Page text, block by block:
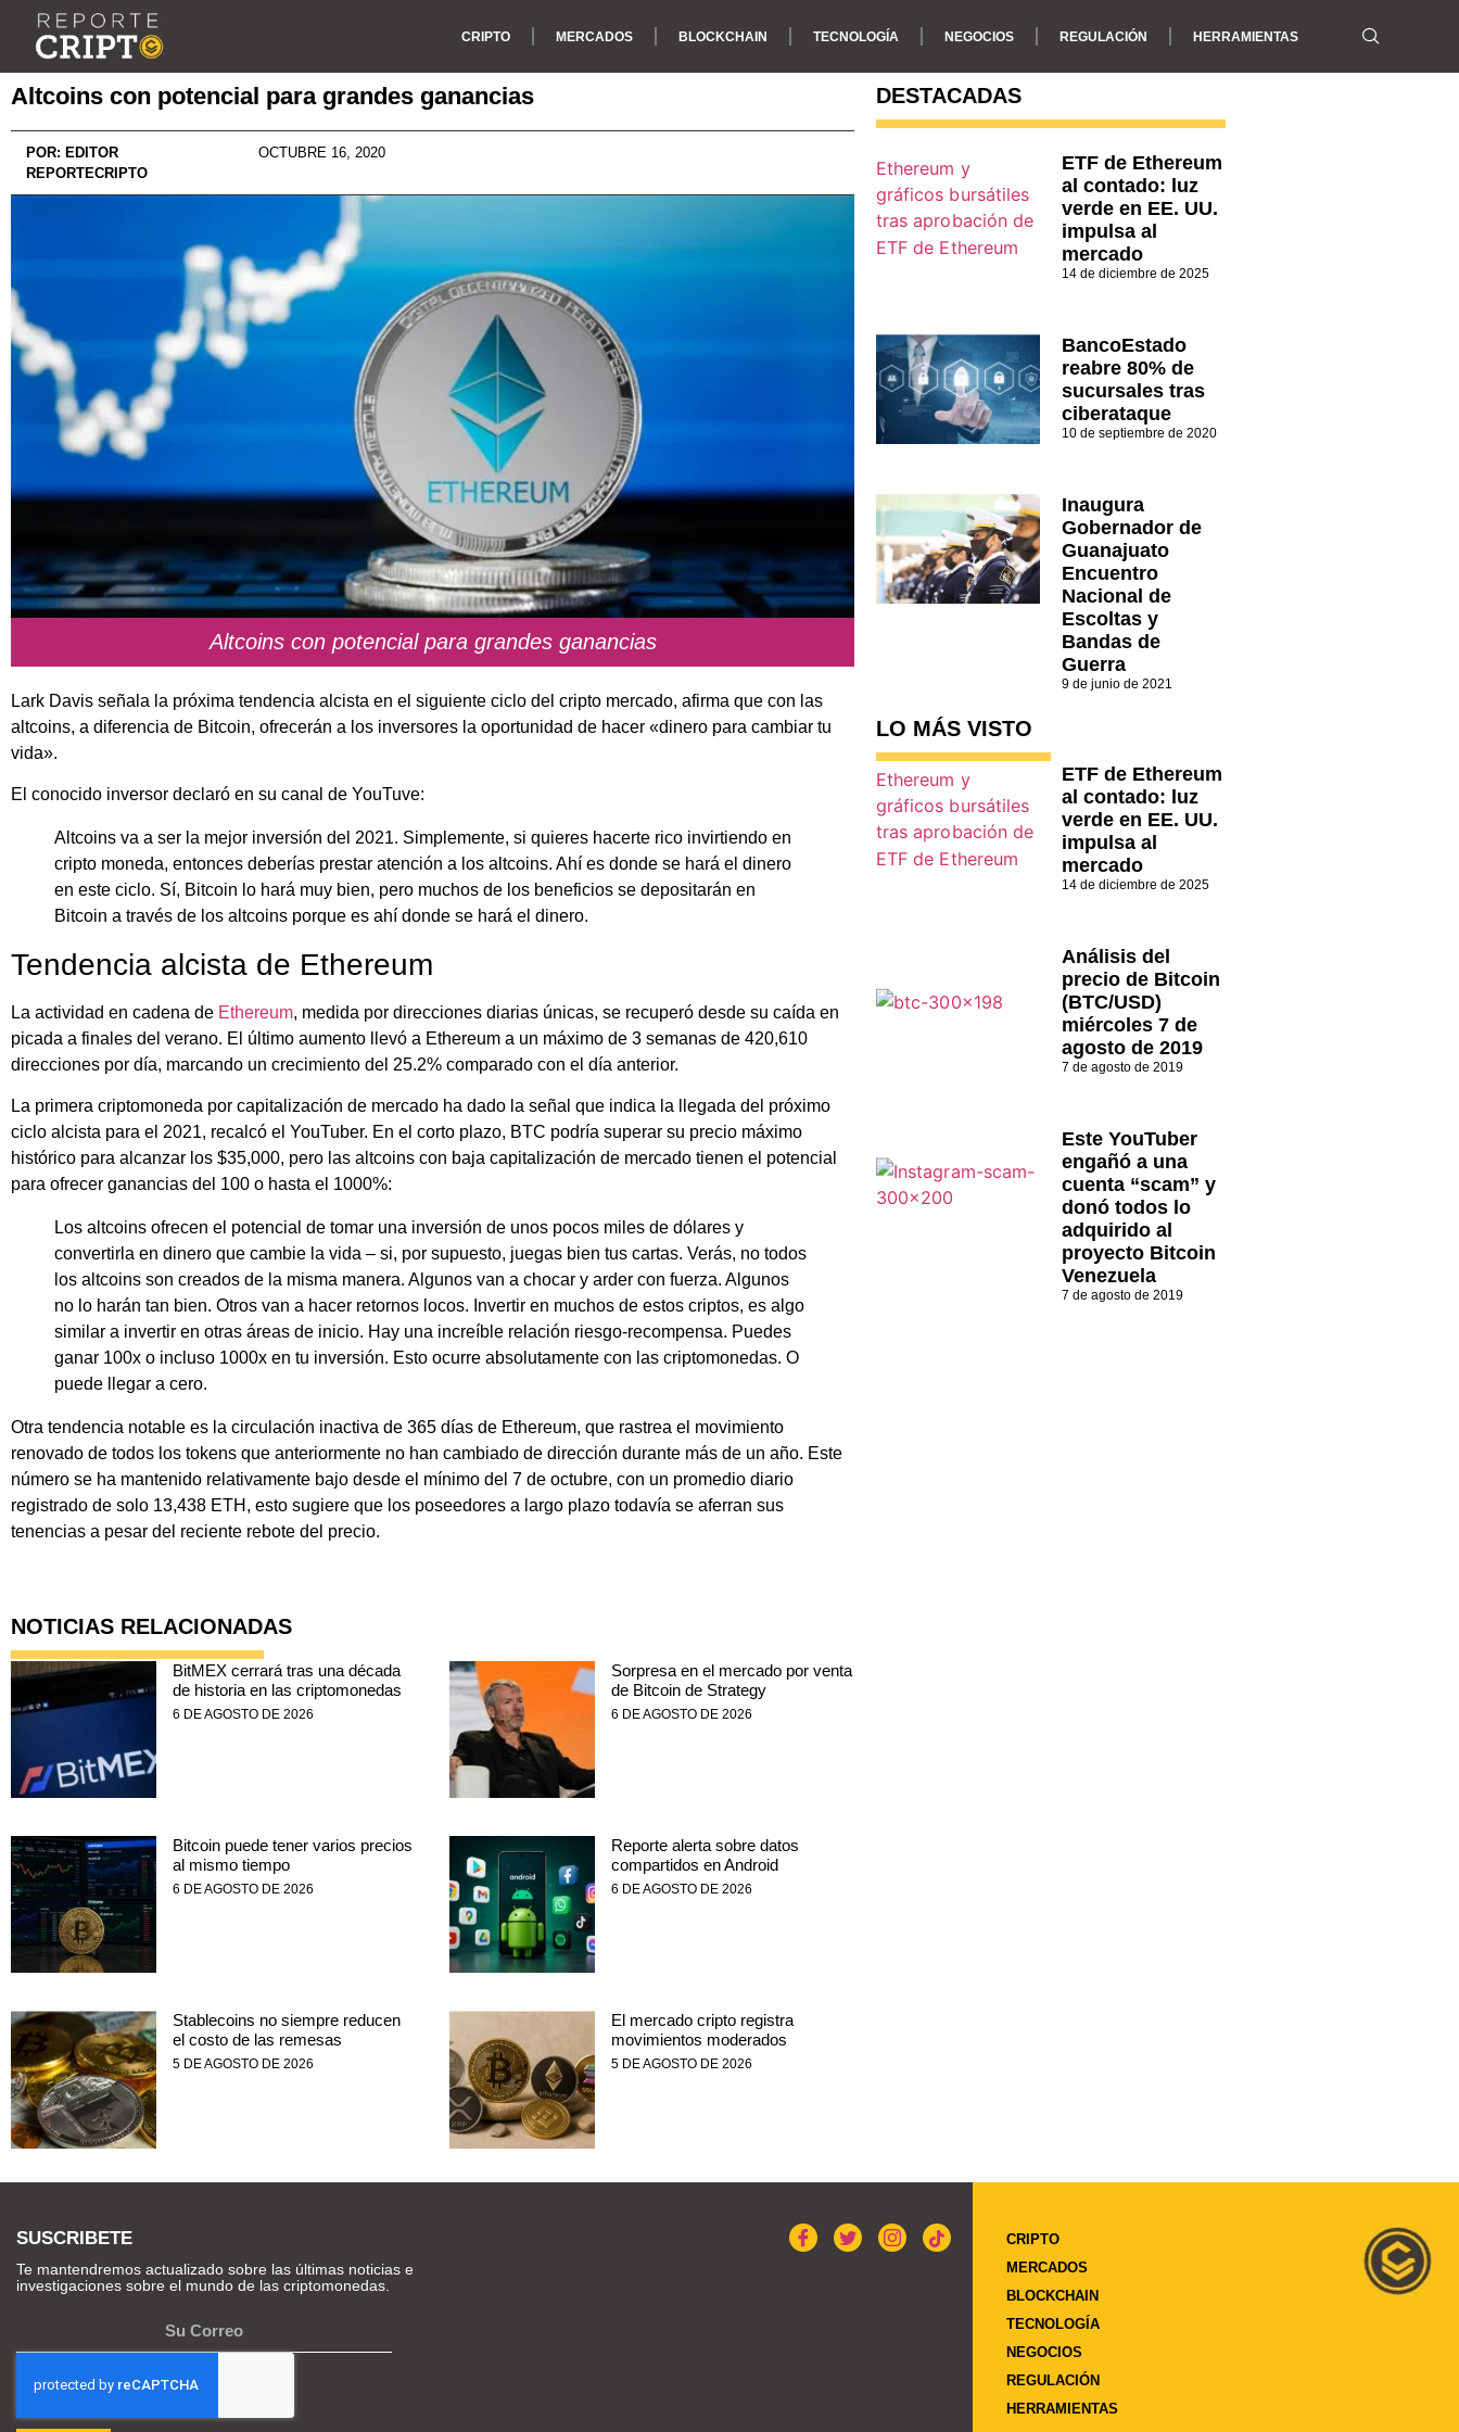
CRIPTO MERCADOS BLOCKCHAIN TECNOLOGÍA NEGOCIOS REGULACIÓN HERRAMIENTAS
Altcoins con potencial para grandes ganancias
POR: EDITOR
REPORTECRIPTO
OCTUBRE 16, 2020
Altcoins con potencial para grandes ganancias
Lark Davis señala la próxima tendencia alcista en el siguiente ciclo del cripto mercado, afirma que con las
altcoins, a diferencia de Bitcoin, ofrecerán a los inversores la oportunidad de hacer «dinero para cambiar tu
vida».
El conocido inversor declaró en su canal de YouTuve:
Altcoins va a ser la mejor inversión del 2021. Simplemente, si quieres hacerte rico invirtiendo en
cripto moneda, entonces deberías prestar atención a los altcoins. Ahí es donde se hará el dinero
en este ciclo. Sí, Bitcoin lo hará muy bien, pero muchos de los beneficios se depositarán en
Bitcoin a través de los altcoins porque es ahí donde se hará el dinero.
Tendencia alcista de Ethereum
La actividad en cadena de Ethereum, medida por direcciones diarias únicas, se recuperó desde su caída en
picada a finales del verano. El último aumento llevó a Ethereum a un máximo de 3 semanas de 420,610
direcciones por día, marcando un crecimiento del 25.2% comparado con el día anterior.
La primera criptomoneda por capitalización de mercado ha dado la señal que indica la llegada del próximo
ciclo alcista para el 2021, recalcó el YouTuber. En el corto plazo, BTC podría superar su precio máximo
histórico para alcanzar los $35,000, pero las altcoins con baja capitalización de mercado tienen el potencial
para ofrecer ganancias del 100 o hasta el 1000%:
Los altcoins ofrecen el potencial de tomar una inversión de unos pocos miles de dólares y
convertirla en dinero que cambie la vida – si, por supuesto, juegas bien tus cartas. Verás, no todos
los altcoins son creados de la misma manera. Algunos van a chocar y arder con fuerza. Algunos
no lo harán tan bien. Otros van a hacer retornos locos. Invertir en muchos de estos criptos, es algo
similar a invertir en otras áreas de inicio. Hay una increíble relación riesgo-recompensa. Puedes
ganar 100x o incluso 1000x en tu inversión. Esto ocurre absolutamente con las criptomonedas. O
puede llegar a cero.
Otra tendencia notable es la circulación inactiva de 365 días de Ethereum, que rastrea el movimiento
renovado de todos los tokens que anteriormente no han cambiado de dirección durante más de un año. Este
número se ha mantenido relativamente bajo desde el mínimo del 7 de octubre, con un promedio diario
registrado de solo 13,438 ETH, esto sugiere que los poseedores a largo plazo todavía se aferran sus
tenencias a pesar del reciente rebote del precio.
NOTICIAS RELACIONADAS
BitMEX cerrará tras una década
de historia en las criptomonedas
6 DE AGOSTO DE 2026
Sorpresa en el mercado por venta
de Bitcoin de Strategy
6 DE AGOSTO DE 2026
Bitcoin puede tener varios precios
al mismo tiempo
6 DE AGOSTO DE 2026
Reporte alerta sobre datos
compartidos en Android
6 DE AGOSTO DE 2026
Stablecoins no siempre reducen
el costo de las remesas
5 DE AGOSTO DE 2026
El mercado cripto registra
movimientos moderados
5 DE AGOSTO DE 2026
DESTACADAS
ETF de Ethereum
al contado: luz
verde en EE. UU.
impulsa al
mercado
14 de diciembre de 2025
BancoEstado
reabre 80% de
sucursales tras
ciberataque
10 de septiembre de 2020
Inaugura
Gobernador de
Guanajuato
Encuentro
Nacional de
Escoltas y
Bandas de
Guerra
9 de junio de 2021
LO MÁS VISTO
ETF de Ethereum
al contado: luz
verde en EE. UU.
impulsa al
mercado
14 de diciembre de 2025
Análisis del
precio de Bitcoin
(BTC/USD)
miércoles 7 de
agosto de 2019
7 de agosto de 2019
Este YouTuber
engañó a una
cuenta “scam” y
donó todos lo
adquirido al
proyecto Bitcoin
Venezuela
7 de agosto de 2019
SUSCRIBETE
Te mantendremos actualizado sobre las últimas noticias e
investigaciones sobre el mundo de las criptomonedas.
CRIPTO
MERCADOS
BLOCKCHAIN
TECNOLOGÍA
NEGOCIOS
REGULACIÓN
HERRAMIENTAS